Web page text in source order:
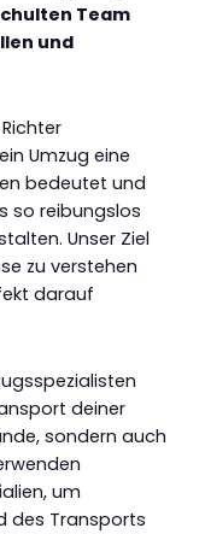
Team
und
Umzug eine
bedeutet und
so reibungslos
Unser Ziel
zu verstehen
darauf
deiner
sondern auch
um
des Transports